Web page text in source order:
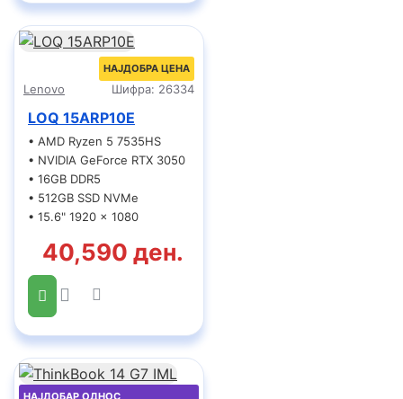
НАЈДОБРА ЦЕНА
Lenovo Шифра: 26334
LOQ 15ARP10E
• AMD Ryzen 5 7535HS
• NVIDIA GeForce RTX 3050
• 16GB DDR5
• 512GB SSD NVMe
• 15.6" 1920 x 1080
40,590 ден.
НАЈДОБАР ОДНОС